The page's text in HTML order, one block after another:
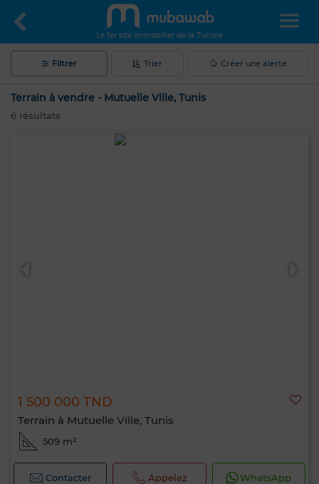
Le 1er site immobilier de la Tunisie
Filtrer Trier Créer une alerte
Terrain à vendre - Mutuelle Ville, Tunis
6 résultats
1 500 000 TND
Terrain à Mutuelle Ville, Tunis
509 m²
Contacter Appelez WhatsApp